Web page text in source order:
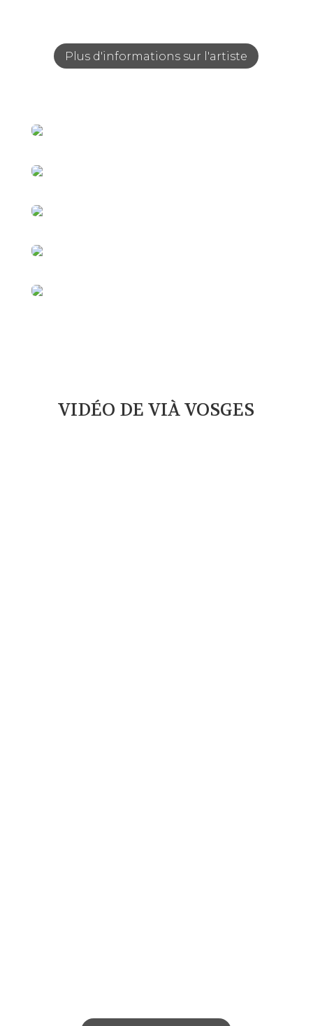
Plus d'informations sur l'artiste
VIDÉO DE VIÀ VOSGES